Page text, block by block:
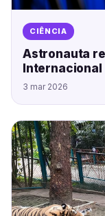
CIÊNCIA
Astronauta
Internacional
3 mar 2026